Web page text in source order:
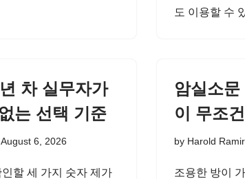
도 이용할 수
차 실무자가
는 선택 기준
August 6, 2026
할 세 가지 숫자 제가
암실소
이 무조
by Harold
조용한 방이